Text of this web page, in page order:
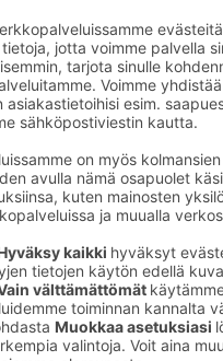
S-ryhmässä ovat
: